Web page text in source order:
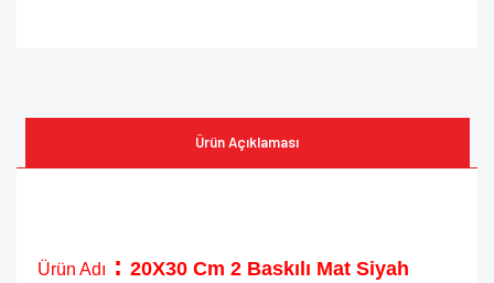
Ürün Açıklaması
Ürün Adı : 20X30 Cm 2 Baskılı Mat Siyah